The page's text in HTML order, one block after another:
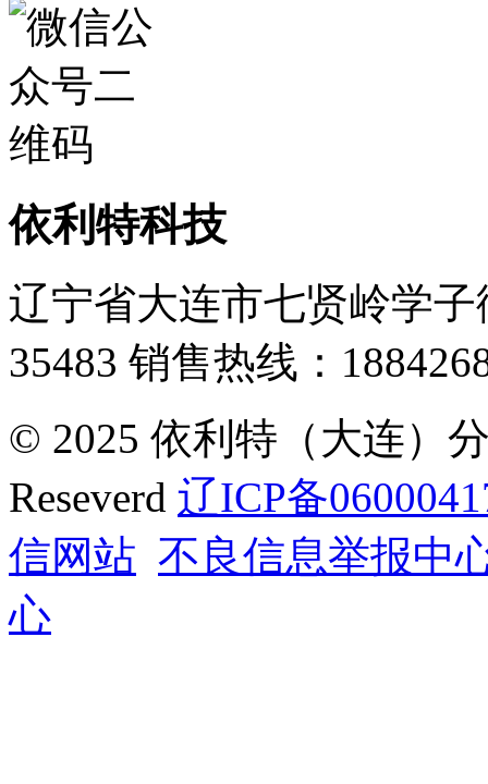
依利特科技
辽宁省大连市七贤岭学子
35483 销售热线：
© 2025 依利特（大连）
Reseverd 辽ICP备
信网站 不良信息举报中
心